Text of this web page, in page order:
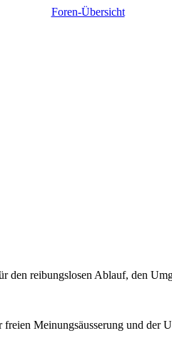
reibungslosen Ablauf, den
Meinungsäusserung und der